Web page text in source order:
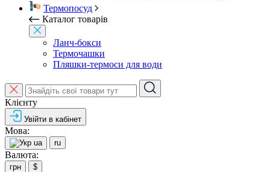
Термопосуд
Каталог товарів
Ланч-бокси
Термочашки
Пляшки-термоси для води
Клієнту
Увійти в кабінет
Мова:
ua ru
Валюта:
грн $